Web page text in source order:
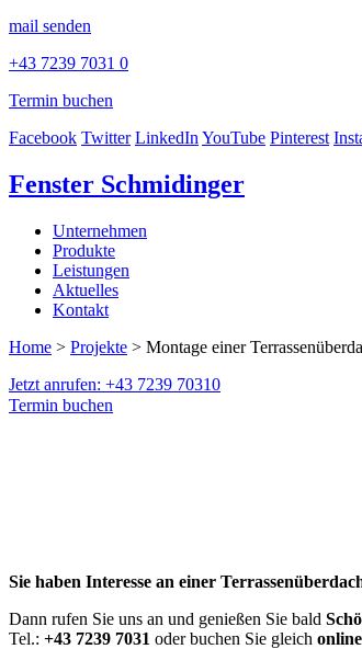
mail senden
+43 7239 7031 0
Termin buchen
Facebook Twitter LinkedInYouTube Pinterest
Fenster Schmidinger
Unternehmen
Produkte
Leistungen
Aktuelles
Kontakt
Home > Projekte > Montage einer
Jetzt anrufen: +43 7239 70310
Termin buchen
Sie haben Interesse an einer
Dann rufen Sie uns an und genießen Sie bald
Tel.: +43 7239 7031 oder buchen Sie gleich online